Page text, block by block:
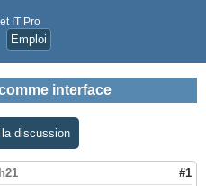
IT Pro
Emploi
interface
la discussion
#1